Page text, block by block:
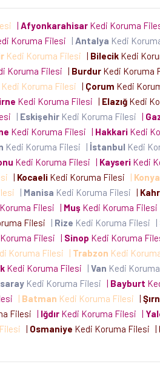
| Afyonkarahisar Kedi Koruma
Koruma Filesi | Antalya Kedi
Kedi Koruma Filesi | Bilecik Kedi
Koruma Filesi | Burdur Kedi Koruma
Kedi Koruma Filesi | Çorum Kedi
Kedi Koruma Filesi | Elazığ Kedi
| Eskişehir Kedi Koruma Filesi |
Kedi Koruma Filesi | Hakkari Kedi
Kedi Koruma Filesi | İstanbul Kedi
Kedi Koruma Filesi | Kayseri Kedi
| Kocaeli Kedi Koruma Filesi | Konya
| Manisa Kedi Koruma Filesi |
Filesi | Muş Kedi Koruma Filesi
Filesi | Rize Kedi Koruma Filesi |
Filesi | Sinop Kedi Koruma
Koruma Filesi | Trabzon Kedi
Kedi Koruma Filesi | Van Kedi
Kedi Koruma Filesi | Bayburt
| Batman Kedi Koruma Filesi |
Filesi | Iğdır Kedi Koruma Filesi |
| Osmaniye Kedi Koruma Filesi |